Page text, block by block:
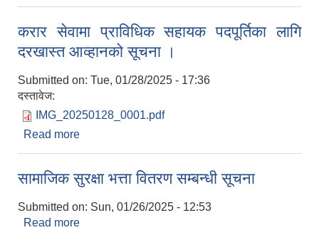
करार सेवामा प्राविधिक सहायक पदपूर्तिका लागि
दरखास्त आव्हानको सूचना ।
Submitted on: Tue, 01/28/2025 - 17:36
दस्तावेज:
IMG_20250128_0001.pdf
Read more
सामाजिक सुरक्षा भत्ता वितरण सम्बन्धी सूचना
Submitted on: Sun, 01/26/2025 - 12:53
Read more